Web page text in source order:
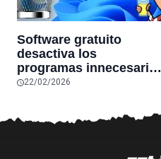
Software gratuito
desactiva los
programas innecesarios
de Windows 11 y
reduciendo el uso de la
RAM y mucho más
22/02/2026